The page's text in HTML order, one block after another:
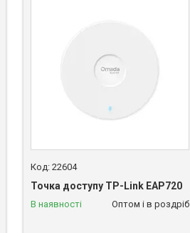
22604
Точка доступу TP-Link EAP720
В наявності Оптом і в роздріб